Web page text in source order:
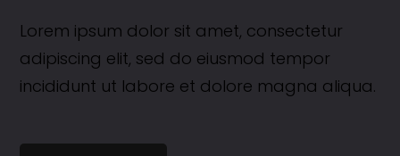
Lorem ipsum dolor sit amet, consectetur
adipiscing elit, sed do eiusmod tempor
incididunt ut labore et dolore magna aliqua.